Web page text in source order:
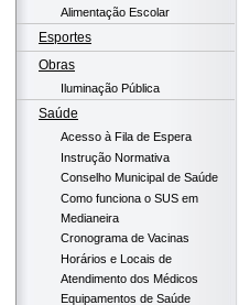
Alimentação Escolar
Esportes
Obras
Iluminação Pública
Saúde
Acesso à Fila de Espera
Instrução Normativa
Conselho Municipal de Saúde
Como funciona o SUS em
Medianeira
Cronograma de Vacinas
Horários e Locais de
Atendimento dos Médicos
Equipamentos de Saúde